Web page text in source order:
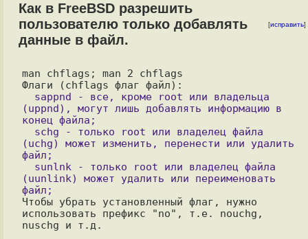
Как в FreeBSD разрешить
пользователю только добавлять
данные в файл.
[исправить]
man chflags; man 2 chflags
(uppnd), могут лишь добавлять информацию в
конец файла;
(uchg) может изменить, перенести или удалить
файл;
(uunlink) может удалить или переименовать
Чтобы убрать установленный флаг, нужно
использовать префикс "no", т.е. nouchg,